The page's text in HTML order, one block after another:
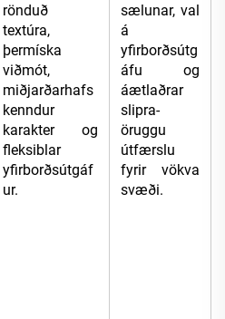
rönduð
textúra,
þermíska
viðmót,
miðjarðarhafs
kenndur
karakter og
fleksiblar
yfirborðsútgáf
ur.
sælunar, val
á
yfirborðsútg
áfu og
áætlaðrar
slipra-
öruggu
útfærslu
fyrir vökva
svæði.